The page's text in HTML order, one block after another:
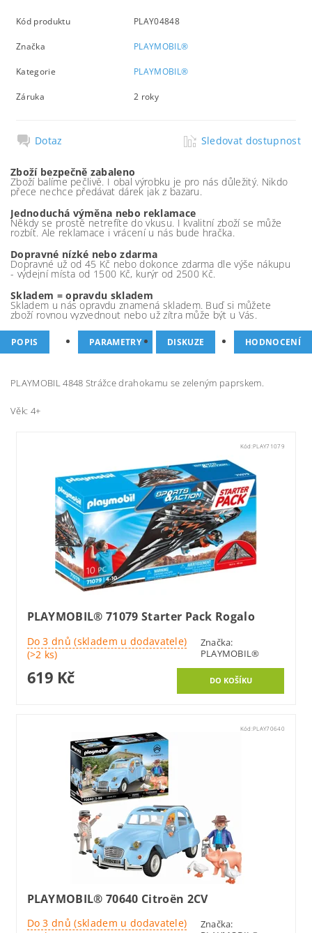
Kód produktu PLAY04848
Značka PLAYMOBIL®
Kategorie PLAYMOBIL®
Záruka 2 roky
Dotaz Sledovat dostupnost
Zboží bezpečně zabaleno
Zboží balíme pečlivě. I obal výrobku je pro nás důležitý. Nikdo
přece nechce předávat dárek jak z bazaru.
Jednoduchá výměna nebo reklamace
Někdy se prostě netrefíte do vkusu. I kvalitní zboží se může
rozbít. Ale reklamace i vrácení u nás bude hračka.
Dopravné nízké nebo zdarma
Dopravné už od 45 Kč nebo dokonce zdarma dle výše nákupu
- výdejní místa od 1500 Kč, kurýr od 2500 Kč.
Skladem = opravdu skladem
Skladem u nás opravdu znamená skladem. Buď si můžete
zboží rovnou vyzvednout nebo už zítra může být u Vás.
POPIS PARAMETRY DISKUZE HODNOCENÍ
PLAYMOBIL 4848 Strážce drahokamu se zeleným paprskem.
Věk: 4+
Kód:PLAY71079
PLAYMOBIL® 71079 Starter Pack Rogalo
Do 3 dnů (skladem u dodavatele)
(>2 ks)
Značka:
PLAYMOBIL®
619 Kč
Kód:PLAY70640
PLAYMOBIL® 70640 Citroën 2CV
Do 3 dnů (skladem u dodavatele)
Značka: